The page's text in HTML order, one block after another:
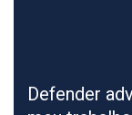
Defender